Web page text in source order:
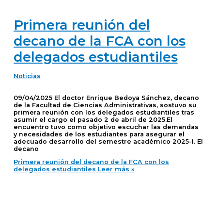
Primera reunión del
decano de la FCA con los
delegados estudiantiles
Noticias
09/04/2025 El doctor Enrique Bedoya Sánchez, decano
de la Facultad de Ciencias Administrativas, sostuvo su
primera reunión con los delegados estudiantiles tras
asumir el cargo el pasado 2 de abril de 2025.El
encuentro tuvo como objetivo escuchar las demandas
y necesidades de los estudiantes para asegurar el
adecuado desarrollo del semestre académico 2025-I. El
decano
Primera reunión del decano de la FCA con los
delegados estudiantiles Leer más »